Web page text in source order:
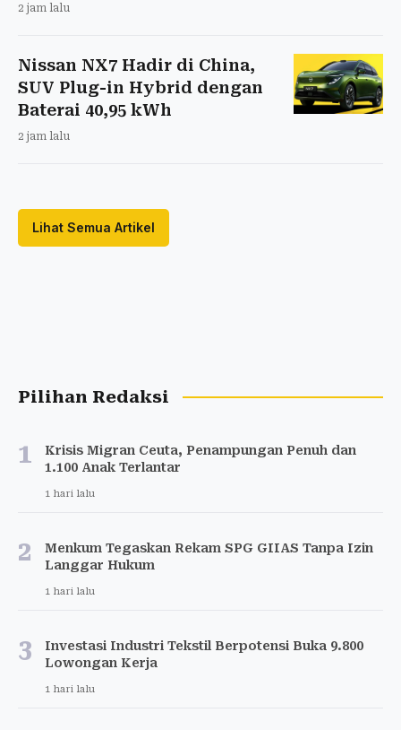
2 jam lalu
Nissan NX7 Hadir di China,
SUV Plug-in Hybrid dengan
Baterai 40,95 kWh
2 jam lalu
Lihat Semua Artikel
Pilihan Redaksi
1
Krisis Migran Ceuta, Penampungan Penuh dan
1.100 Anak Terlantar
1 hari lalu
2
Menkum Tegaskan Rekam SPG GIIAS Tanpa Izin
Langgar Hukum
1 hari lalu
3
Investasi Industri Tekstil Berpotensi Buka 9.800
Lowongan Kerja
1 hari lalu